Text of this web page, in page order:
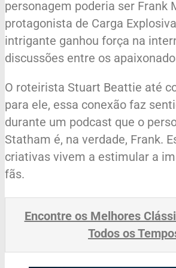
personagem poderia ser Frank
protagonista de Carga
intrigante ganhou força na
discussões entre os
O roteirista Stuart Beattie até
para ele, essa conexão faz
durante um podcast que o
Statham é, na verdade, Frank.
criativas vivem a estimular a
fãs.
Encontre os Melhores
Todos os